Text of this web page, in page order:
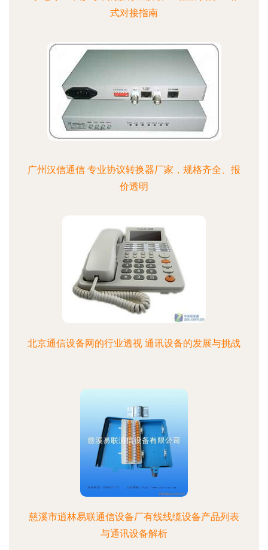
式对接指南
广州汉信通信 专业协议转换器厂家，规格齐全、报
价透明
北京通信设备网的行业透视 通讯设备的发展与挑战
慈溪市逍林易联通信设备厂有线线缆设备产品列表
与通讯设备解析